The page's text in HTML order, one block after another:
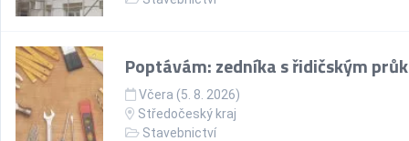
Poptávám: zedníka s řidičským
Včera (5. 8. 2026)
Středočeský kraj
Stavebnictví